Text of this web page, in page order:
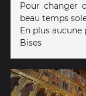
Pour changer
beau temps
En plus
Bises